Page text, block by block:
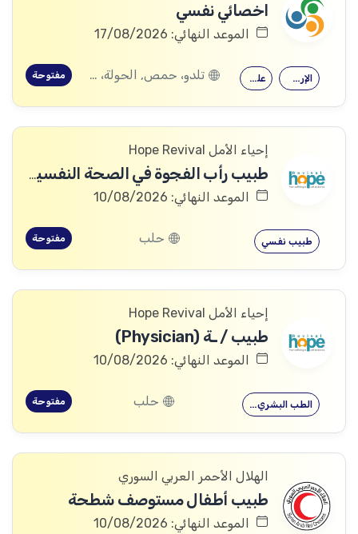
اخصائي نفسي
الموعد النهائي: 17/08/2026
علم النفس الإرشاد النفسي تلدو، حمص, الحولة، حمص مفتوحة
إحياء الأمل Hope Revival
طبيب رأب الفجوة في الصحة النفسية (mhGAP Doctor)
الموعد النهائي: 10/08/2026
طبيب نفسي حلب مفتوحة
إحياء الأمل Hope Revival
طبيب / ـة (Physician)
الموعد النهائي: 10/08/2026
الطب البشري… حلب مفتوحة
الهلال الأحمر العربي السوري
طبيب أطفال مستوصف شطحة
الموعد النهائي: 10/08/2026